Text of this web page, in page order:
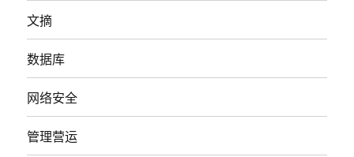
文摘
数据库
网络安全
管理营运